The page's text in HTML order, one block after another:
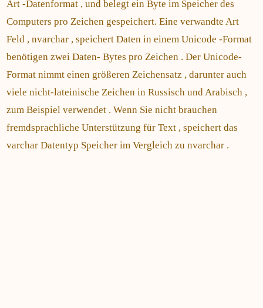
Art -Datenformat , und belegt ein Byte im Speicher des
Computers pro Zeichen gespeichert. Eine verwandte Art
Feld , nvarchar , speichert Daten in einem Unicode -Format
benötigen zwei Daten- Bytes pro Zeichen . Der Unicode-
Format nimmt einen größeren Zeichensatz , darunter auch
viele nicht-lateinische Zeichen in Russisch und Arabisch ,
zum Beispiel verwendet . Wenn Sie nicht brauchen
fremdsprachliche Unterstützung für Text , speichert das
varchar Datentyp Speicher im Vergleich zu nvarchar .